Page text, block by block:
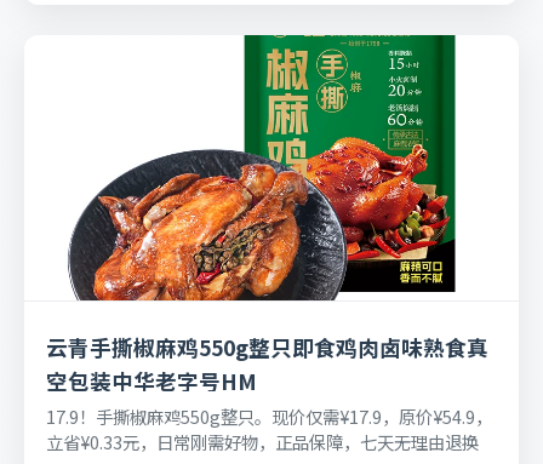
云青手撕椒麻鸡550g整只即食鸡肉卤味熟食真
空包装中华老字号HM
17.9！手撕椒麻鸡550g整只。现价仅需¥17.9，原价¥54.9，
立省¥0.33元，日常刚需好物，正品保障，七天无理由退换